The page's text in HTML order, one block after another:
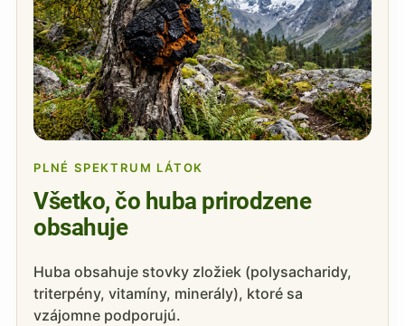
PLNÉ SPEKTRUM LÁTOK
Všetko, čo huba prirodzene
obsahuje
Huba obsahuje stovky zložiek (polysacharidy,
triterpény, vitamíny, minerály), ktoré sa
vzájomne podporujú.